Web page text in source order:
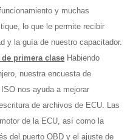
y muchas
lo que le permite recibir
y la guía de nuestro capacitador.
primera clase Habiendo
nuestra encuesta de
nos ayuda a mejorar
de archivos de ECU. Las
de la ECU, así como la
del puerto OBD y el ajuste de